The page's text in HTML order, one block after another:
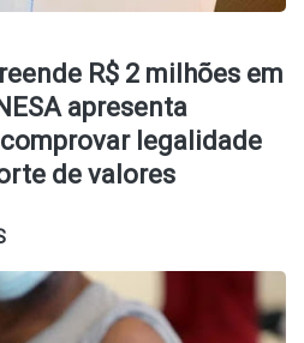
R$ 2 milhões em
apresenta
legalidade
de valores